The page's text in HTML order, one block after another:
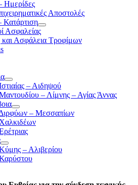
Ημερίδες
Αποστολές
Κατάρτιση
Ασφαλείας
και Ασφάλεια Τροφίμων
– Αιδηψού
– Λίμνης – Αγίας Άννας
– Μεσσαπίων
– Αλιβερίου